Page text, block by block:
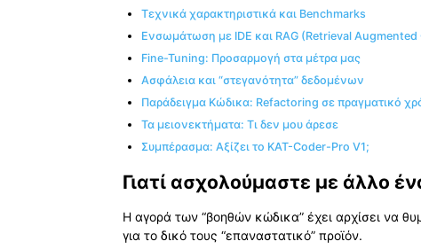
Τεχνικά χαρακτηριστικά και Benchmarks
Ενσωμάτωση με IDE και RAG (Retrieval Augmented
Fine-Tuning: Προσαρμογή στα μέτρα μας
Ασφάλεια και “στεγανότητα” δεδομένων
Παράδειγμα Κώδικα: Refactoring σε πραγματικό
Τα μειονεκτήματα: Τι δεν μου άρεσε
Συμπέρασμα: Αξίζει το KAT-Coder-Pro V1;
Γιατί ασχολούμαστε με άλλο
Η αγορά των “βοηθών κώδικα” έχει αρχίσει να
για το δικό τους “επαναστατικό” προϊόν.